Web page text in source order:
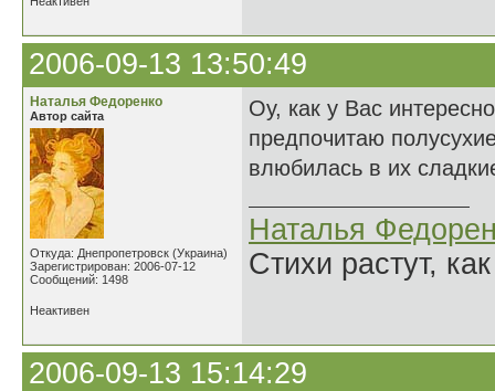
2006-09-13 13:50:49
Наталья Федоренко
Автор сайта
Откуда: Днепропетровск (Украина)
Зарегистрирован: 2006-07-12
Сообщений: 1498
Оу, как у Вас
предпочитаю
влюбилась в их
Наталья
Стихи растут,
Неактивен
2006-09-13 15:14:29